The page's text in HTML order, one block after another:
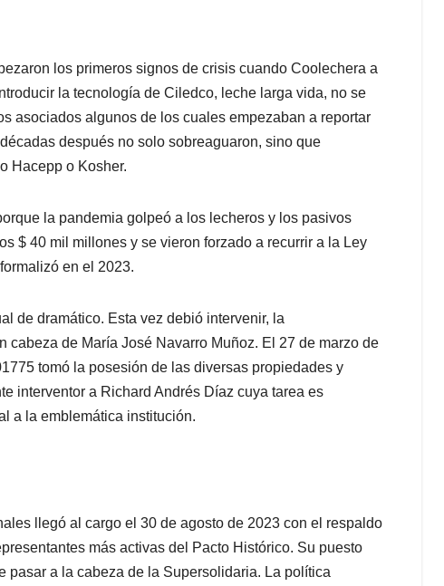
los primeros signos de crisis cuando Coolechera a
la tecnología de Ciledco, leche larga vida, no se
asociados algunos de los cuales empezaban a reportar
después no solo sobreaguaron, sino que
Hacepp o Kosher.
la pandemia golpeó a los lecheros y los pasivos
$ 40 mil millones y se vieron forzado a recurrir a la Ley
en el 2023.
de dramático. Esta vez debió intervenir, la
de María José Navarro Muñoz. El 27 de marzo de
tomó la posesión de las diversas propiedades y
interventor a Richard Andrés Díaz cuya tarea es
a la emblemática institución.
llegó al cargo el 30 de agosto de 2023 con el respaldo
más activas del Pacto Histórico. Su puesto
pasar a la cabeza de la Supersolidaria. La política